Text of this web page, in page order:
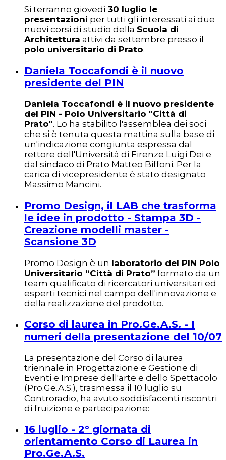
Si terranno giovedì 30 luglio le
presentazioni per tutti gli interessati ai due
nuovi corsi di studio della Scuola di
Architettura attivi da settembre presso il
polo universitario di Prato.
Daniela Toccafondi è il nuovo
presidente del PIN
Daniela Toccafondi è il nuovo presidente
del PIN - Polo Universitario "Città di
Prato". Lo ha stabilito l'assemblea dei soci
che si è tenuta questa mattina sulla base di
un'indicazione congiunta espressa dal
rettore dell'Università di Firenze Luigi Dei e
dal sindaco di Prato Matteo Biffoni. Per la
carica di vicepresidente è stato designato
Massimo Mancini.
Promo Design, il LAB che trasforma
le idee in prodotto - Stampa 3D -
Creazione modelli master -
Scansione 3D
Promo Design è un laboratorio del PIN Polo
Universitario “Città di Prato” formato da un
team qualificato di ricercatori universitari ed
esperti tecnici nel campo dell'innovazione e
della realizzazione del prodotto.
Corso di laurea in Pro.Ge.A.S. - I
numeri della presentazione del 10/07
La presentazione del Corso di laurea
triennale in Progettazione e Gestione di
Eventi e Imprese dell'arte e dello Spettacolo
(Pro.Ge.A.S.), trasmessa il 10 luglio su
Controradio, ha avuto soddisfacenti riscontri
di fruizione e partecipazione:
16 luglio - 2° giornata di
orientamento Corso di Laurea in
Pro.Ge.A.S.